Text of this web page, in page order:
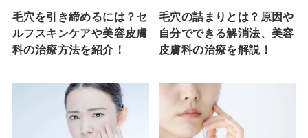
毛穴を引き締めるには？セ
ルフスキンケアや美容皮膚
科の治療方法を紹介！
毛穴の詰まりとは？原因や
自分でできる解消法、美容
皮膚科の治療を解説！